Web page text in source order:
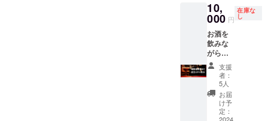
ださ
い。ま
た、ロ
ゴマー
クなど
の場合
は、後
ほど
メール
での直
接連絡
にて
お子様
の同行
でも自
由。 但
し、ツ
リーク
ライミ
ングの
体験は
お1人様
のみと
『中煎
り』
『深煎
り』の3
種類か
らお選
びいた
だけま
す。 作
られた
コー
ヒー豆
フェ、
そして
コー
ヒー
ロース
ターと
いう現
在に至
るまで
に経験
してき
10,
000 円
在庫な
し
お酒を
飲みな
がら店
主が何
でも話
を聞き
ます
し、何
でも話
支援
者：
5人
お届
け予
定：
2024